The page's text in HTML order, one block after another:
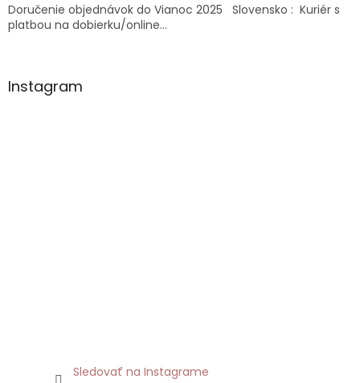
Doručenie objednávok do Vianoc 2025 Slovensko : Kuriér s
platbou na dobierku/online...
Instagram
Sledovať na Instagrame